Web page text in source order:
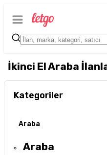
İkinci El Araba
Kategoriler
Araba
Araba